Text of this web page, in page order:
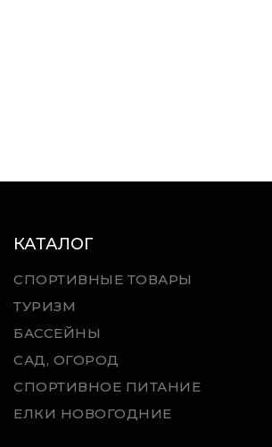
КАТАЛОГ
СПОРТИВНЫЕ ТОВАРЫ
ТУРИЗМ
БАССЕЙНЫ
САД, ОГОРОД
СПОРТИВНОЕ ПИТАНИЕ
ЕЛКИ НОВОГОДНИЕ